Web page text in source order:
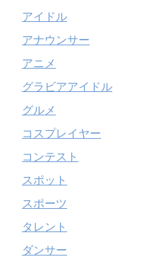
アイドル
アナウンサー
アニメ
グラビアアイドル
グルメ
コスプレイヤー
コンテスト
スポット
スポーツ
タレント
ダンサー